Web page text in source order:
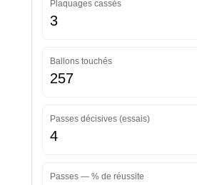
Plaquages cassés
3
Ballons touchés
257
Passes décisives (essais)
4
Passes — % de réussite